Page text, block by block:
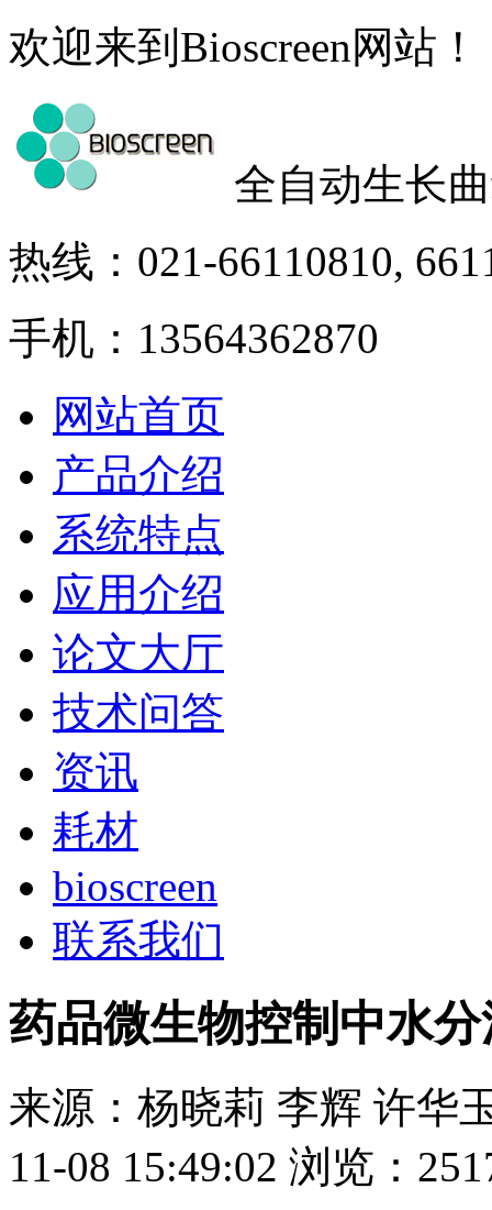
欢迎来到Bioscreen网站！
全自动生长
热线：021-66110810,
手机：13564362870
网站首页
产品介绍
系统特点
应用介绍
论文大厅
技术问答
资讯
耗材
bioscreen
联系我们
药品微生物控制中水
来源： 杨晓莉 李辉 许华
11-08 15:49:02 浏览：